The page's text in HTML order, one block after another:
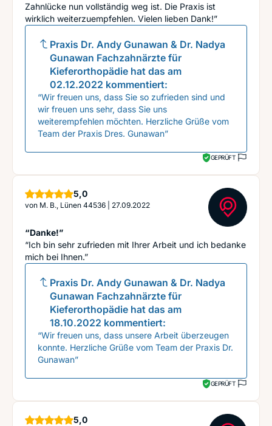
Zahnlücke nun vollständig weg ist. Die Praxis ist
wirklich weiterzuempfehlen. Vielen lieben Dank!”
Praxis Dr. Andy Gunawan & Dr. Nadya
Gunawan Fachzahnärzte für
Kieferorthopädie hat das am
02.12.2022 kommentiert:
“Wir freuen uns, dass Sie so zufrieden sind und
wir freuen uns sehr, dass Sie uns
weiterempfehlen möchten. Herzliche Grüße vom
Team der Praxis Dres. Gunawan”
GEPRÜFT
5,0Sterne
von M. B., Lünen 44536 27.09.2022
“Danke!”
“Ich bin sehr zufrieden mit Ihrer Arbeit und ich bedanke
mich bei Ihnen.”
Praxis Dr. Andy Gunawan & Dr. Nadya
Gunawan Fachzahnärzte für
Kieferorthopädie hat das am
18.10.2022 kommentiert:
“Wir freuen uns, dass unsere Arbeit überzeugen
konnte. Herzliche Grüße vom Team der Praxis Dr.
Gunawan”
GEPRÜFT
5,0Sterne